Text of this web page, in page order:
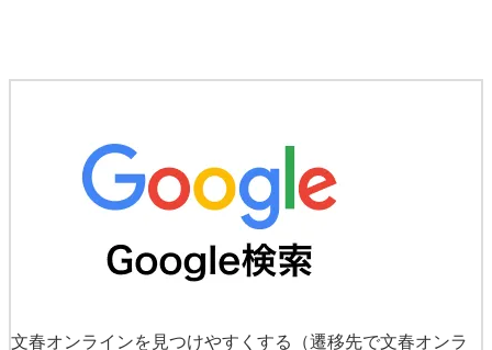
文春オンラインを見つけやすくする
（遷移先で文春オンラ